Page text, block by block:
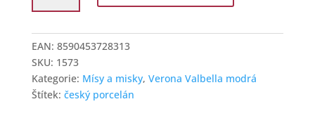
modrá
EAN: 8590453728313
SKU: 1573
Kategorie: Mísy a misky, Verona Valbella modrá
Štítek: český porcelán